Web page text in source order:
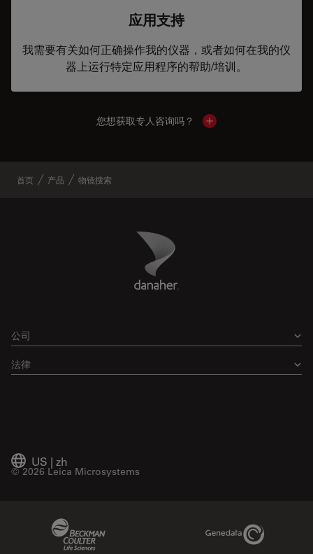
应用支持
我需要有关如何正确操作我的仪器，或者如何在我的仪
器上运行特定应用程序的帮助/培训。
您想获取专人咨询吗？ Show local contacts
首页 产品 物镜搜索
Danaher Logo
公司
法律
US | zh
© 2026 Leica Microsystems
Genedata Link